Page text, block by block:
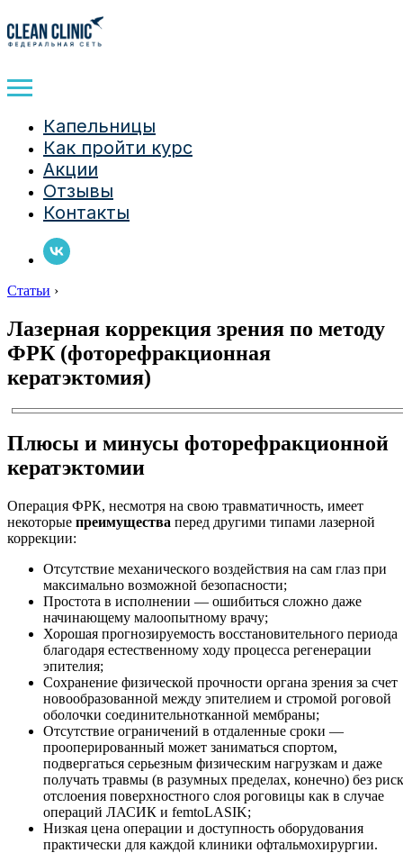
Капельницы
Как пройти курс
Акции
Отзывы
Контакты
Статьи ›
Лазерная коррекция зрения по методу
ФРК (фоторефракционная
кератэктомия)
Плюсы и минусы фоторефракционной
кератэктомии
Операция ФРК, несмотря на свою травматичность, имеет
некоторые преимущества перед другими типами лазерной
коррекции:
Отсутствие механического воздействия на сам глаз при
максимально возможной безопасности;
Простота в исполнении — ошибиться сложно даже
начинающему малоопытному врачу;
Хорошая прогнозируемость восстановительного периода
благодаря естественному ходу процесса регенерации
эпителия;
Сохранение физической прочности органа зрения за счет
новообразованной между эпителием и стромой роговой
оболочки соединительнотканной мембраны;
Отсутствие ограничений в отдаленные сроки —
прооперированный может заниматься спортом,
подвергаться серьезным физическим нагрузкам и даже
получать травмы (в разумных пределах, конечно) без
отслоения поверхностного слоя роговицы как в случае
операций ЛАСИК и femtoLASIK;
Низкая цена операции и доступность оборудования
практически для каждой клиники офтальмохирургии.